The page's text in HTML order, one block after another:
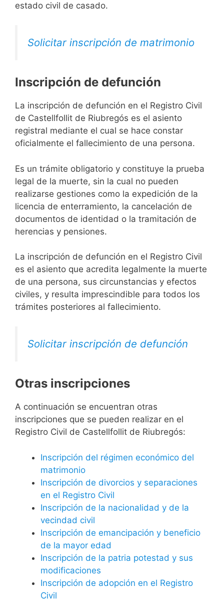
estado civil de casado.
Solicitar inscripción de matrimonio
Inscripción de defunción
La inscripción de defunción en el Registro Civil
de Castellfollit de Riubregós es el asiento
registral mediante el cual se hace constar
oficialmente el fallecimiento de una persona.
Es un trámite obligatorio y constituye la prueba
legal de la muerte, sin la cual no pueden
realizarse gestiones como la expedición de la
licencia de enterramiento, la cancelación de
documentos de identidad o la tramitación de
herencias y pensiones.
La inscripción de defunción en el Registro Civil
es el asiento que acredita legalmente la muerte
de una persona, sus circunstancias y efectos
civiles, y resulta imprescindible para todos los
trámites posteriores al fallecimiento.
Solicitar inscripción de defunción
Otras inscripciones
A continuación se encuentran otras
inscripciones que se pueden realizar en el
Registro Civil de Castellfollit de Riubregós:
Inscripción del régimen económico del
matrimonio
Inscripción de divorcios y separaciones
en el Registro Civil
Inscripción de la nacionalidad y de la
vecindad civil
Inscripción de emancipación y beneficio
de la mayor edad
Inscripción de la patria potestad y sus
modificaciones
Inscripción de adopción en el Registro
Civil